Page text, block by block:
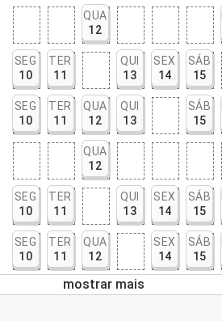
QUA
12
SEG
10
TER
11
QUI
13
SEX
14
SÁB
15
SEG
10
TER
11
QUA
12
QUI
13
SÁB
15
QUA
12
SEG
10
TER
11
QUI
13
SEX
14
SÁB
15
SEG
10
TER
11
QUA
12
SEX
14
SÁB
15
mostrar mais